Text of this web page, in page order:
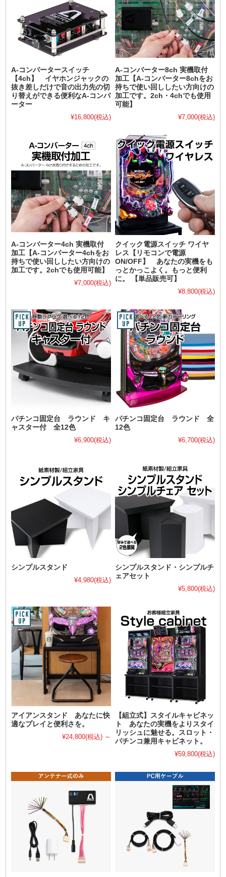
A-コンバータースイッチ
【4ch】 イヤホンジャックの
抜き差しだけで音の出力先の切
り替えができる便利なA-コンバ
ーター
¥16,800(税込)
A-コンバーター8ch 実機取付
加工【A-コンバーター8chをお
持ちで使い回ししたい方向けの
加工です。2ch・4chでも使用
可能】
¥7,000(税込)
A-コンバーター4ch 実機取付
加工【A-コンバーター4chをお
持ちで使い回ししたい方向けの
加工です。2chでも使用可能】
¥7,000(税込)
クイック電源スイッチ ワイヤ
レス【リモコンで電源
ON/OFF】 あなたの実機をも
っとかっこよく。もっと便利
に。 【単品販売可】
¥8,800(税込)
パチンコ固定台 ラウンド キ
ャスター付 全12色
¥6,900(税込)
パチンコ固定台 ラウンド 全
12色
¥6,700(税込)
シンプルスタンド
¥4,980(税込)
シンプルスタンド・シンプルチ
ェアセット
¥5,800(税込)
アイアンスタンド あなたに快
適なプレイと便利さを。
¥24,800(税込) ～
【組立式】スタイルキャビネッ
ト あなたの実機をよりスタイ
リッシュに魅せる。スロット・
パチンコ兼用キャビネット。
¥59,800(税込)